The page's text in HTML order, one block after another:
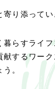
り添ってい
らすライフ
献するワー
。